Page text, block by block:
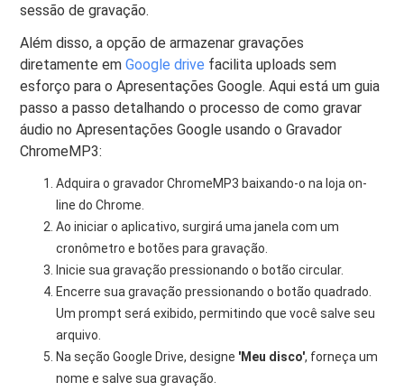
sessão de gravação.
Além disso, a opção de armazenar gravações
diretamente emGoogle drive facilita uploads sem
esforço para o Apresentações Google. Aqui está um guia
passo a passo detalhando o processo de como gravar
áudio no Apresentações Google usando o Gravador
ChromeMP3:
Adquira o gravador ChromeMP3 baixando-o na loja on-
line do Chrome.
Ao iniciar o aplicativo, surgirá uma janela com um
cronômetro e botões para gravação.
Inicie sua gravação pressionando o botão circular.
Encerre sua gravação pressionando o botão quadrado.
Um prompt será exibido, permitindo que você salve seu
arquivo.
Na seção Google Drive, designe 'Meu disco', forneça um
nome e salve sua gravação.